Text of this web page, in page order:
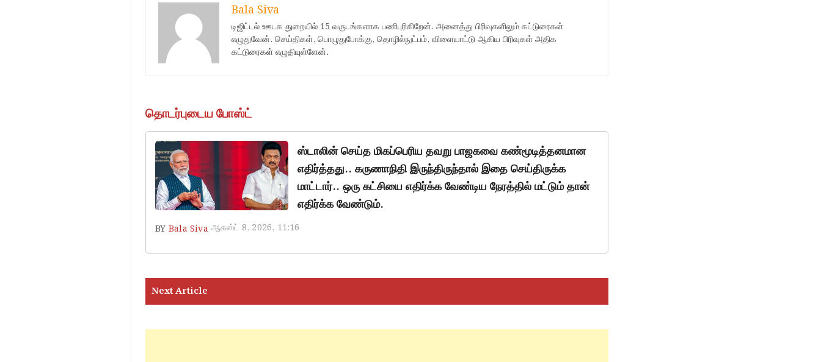
Bala Siva
டிஜிட்டல் ஊடக துறையில் 15 வருடங்களாக பணிபுரிகிறேன். அனைத்து பிரிவுகளிலும் கட்டுரைகள்
எழுதுவேன். செய்திகள், பொழுதுபோக்கு, தொழில்நுட்பம், விளையாட்டு ஆகிய பிரிவுகள் அதிக
கட்டுரைகள் எழுதியுள்ளேன்.
தொடர்புடைய போஸ்ட்
ஸ்டாலின் செய்த மிகப்பெரிய தவறு பாஜகவை கண்மூடித்தனமான
எதிர்த்தது.. கருணாநிதி இருந்திருந்தால் இதை செய்திருக்க
மாட்டார்.. ஒரு கட்சியை எதிர்க்க வேண்டிய நேரத்தில் மட்டும் தான்
எதிர்க்க வேண்டும்.
BY Bala Siva ஆகஸ்ட் 8, 2026, 11:16